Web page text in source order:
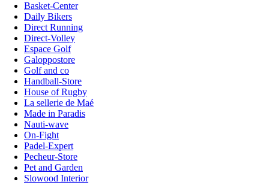
Basket-Center
Daily Bikers
Direct Running
Direct-Volley
Espace Golf
Galoppostore
Golf and co
Handball-Store
House of Rugby
La sellerie de Maé
Made in Paradis
Nauti-wave
On-Fight
Padel-Expert
Pecheur-Store
Pet and Garden
Slowood Interior